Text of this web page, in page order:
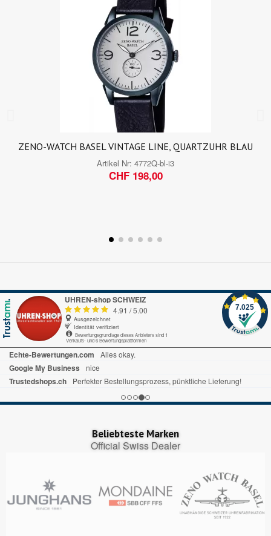
ZENO-WATCH BASEL VINTAGE LINE, QUARTZUHR BLAU
Artikel Nr: 4772Q-bl-i3
CHF 198,00
UHREN-shop SCHWEIZ
4.91 /5.00
Ausgezeichnet
Identität verifiziert
Bewertungsgrundlage dieses Anbieters sind 1
Verkaufs- und 6 Bewertungsplattformen
7.025
Echte-Bewertungen.com Alles okay.
Google My Business nice
Trustedshops.ch Perfekter Bestellungsprozess, pünktliche Lieferung!
Beliebteste Marken
Official Swiss Dealer